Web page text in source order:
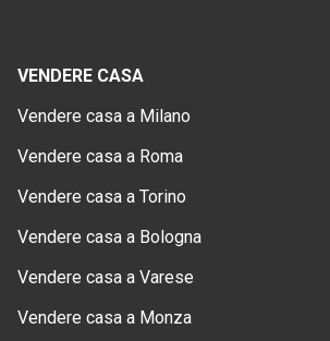
VENDERE CASA
Vendere casa a Milano
Vendere casa a Roma
Vendere casa a Torino
Vendere casa a Bologna
Vendere casa a Varese
Vendere casa a Monza